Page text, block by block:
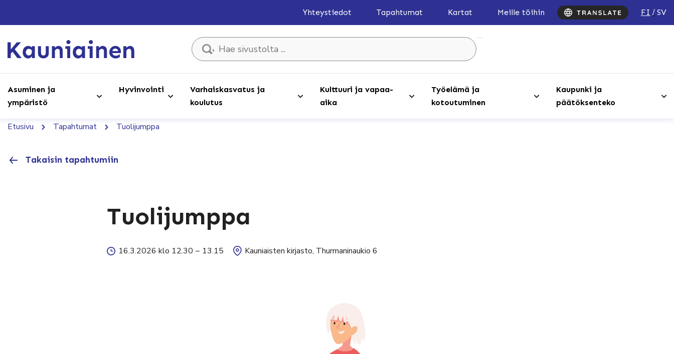
Yhteystiedot Tapahtumat Kartat Meille töihin FI SV
Hae sivustolta ...
Asuminen ja
ympäristö
Hyvinvointi
Varhaiskasvatus ja
koulutus
Kulttuuri ja vapaa-
aika
Työelämä ja
kotoutuminen
Kaupunki ja
päätöksenteko
Etusivu Tapahtumat Tuolijumppa
Takaisin tapahtumiin
Tuolijumppa
16.3.2026 klo 12.30 – 13.15 Kauniaisten kirjasto, Thurmaninaukio 6